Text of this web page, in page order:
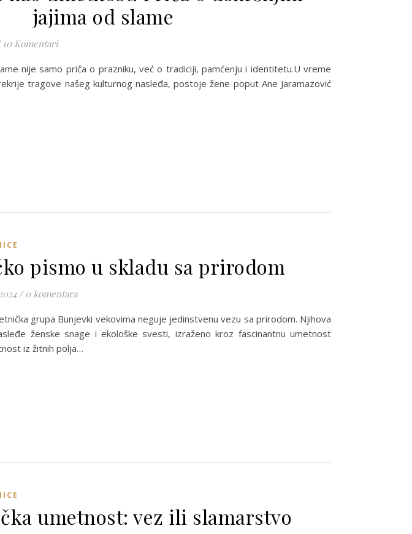
jajima od slame
10 Komentari
nije samo priča o prazniku, već o tradiciji, pamćenju i identitetu.U vreme
tragove našeg kulturnog nasleđa, postoje žene poput Ane Jaramazović
pismo u skladu sa prirodom
/ 0 komentara
grupa Bunjevki vekovima neguje jedinstvenu vezu sa prirodom. Njihova
ženske snage i ekološke svesti, izraženo kroz fascinantnu umetnost
iz žitnih polja…
umetnost: vez ili slamarstvo